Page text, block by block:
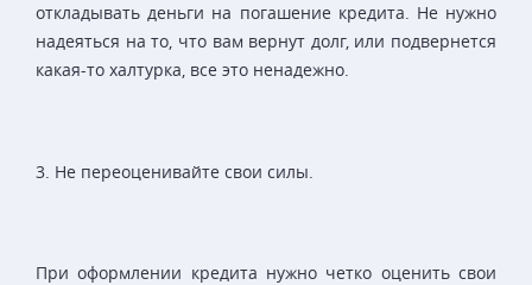
откладывать деньги на погашение кредита. Не нужно
надеяться на то, что вам вернут долг, или подвернется
какая-то халтурка, все это ненадежно.
3. Не переоценивайте свои силы.
При оформлении кредита нужно четко оценить свои